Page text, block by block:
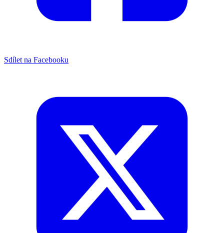
Sdílet na Facebooku